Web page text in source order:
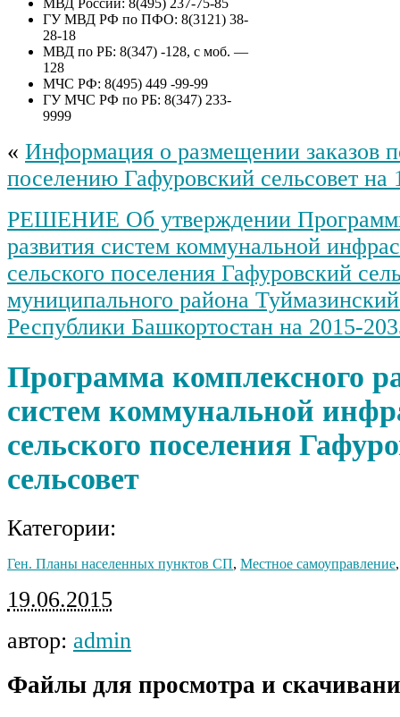
приватизации муниципального
имущества сельского поселения
Гафуровский сельсовет
муниципального района
Туймазинский район
Республики Башкортостан –
объект незавершенного
строительства, степенью
номером 02:46:100601:213, с
земельным участком общей
площадью 3672 кв.м., с
02:46:100601:5, расположенное
по адресу: Республика
Башкортостан, муниципальный
район Туймазинский, сельское
поселение Гафуровский
сельсовет д. Никитинка ул.
Центральная д. 72
МВД России: 8(495) 237-75-85
ГУ МВД РФ по ПФО: 8(3121) 38-
28-18
МВД по РБ: 8(347) -128, с моб. —
128
МЧС РФ: 8(495) 449 -99-99
ГУ МЧС РФ по РБ: 8(347) 233-
9999
« Информация о размещении заказов
поселению Гафуровский сельсовет на
РЕШЕНИЕ Об утверждении
развития систем коммунальной
сельского поселения Гафуровский
муниципального района
Республики Башкортостан на 2015-
Программа комплексного
систем коммунальной
сельского поселения
сельсовет
Категории:
Ген. Планы населенных пунктов СП, Местное самоуправление
19.06.2015
автор: admin
Файлы для просмотра и